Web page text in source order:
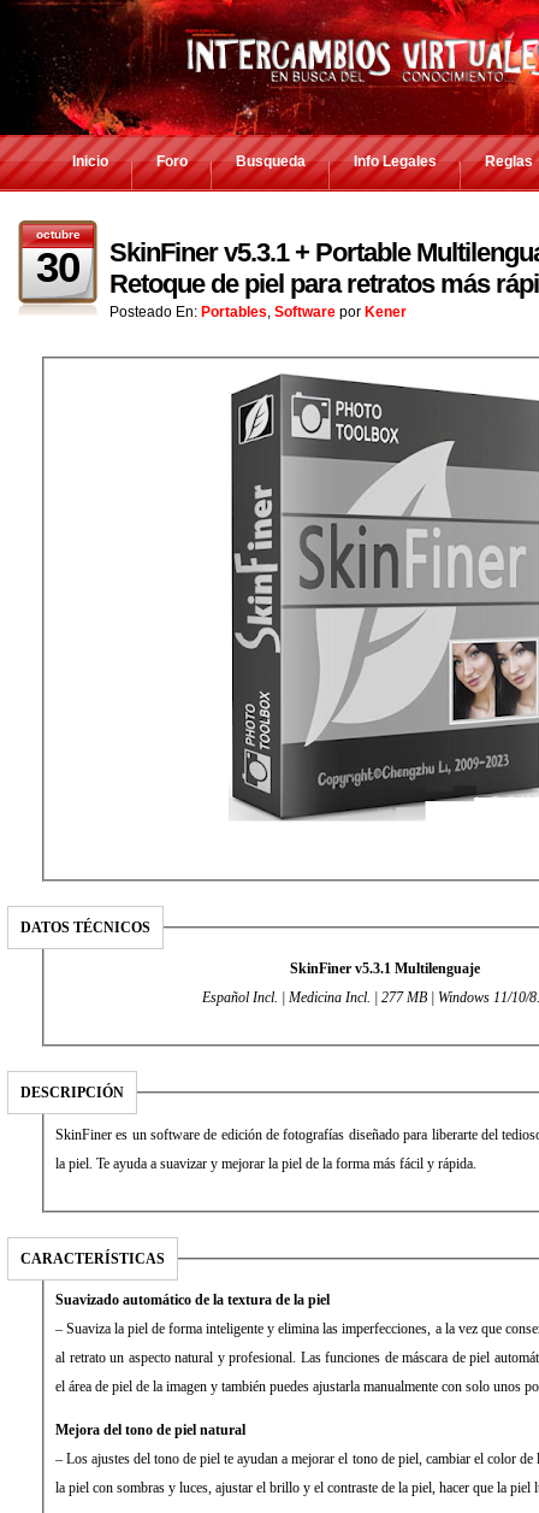
Inicio Foro Busqueda Info Legales Reglas
octubre
30
SkinFiner v5.3.1 + Portable
Retoque de piel para retratos más
Posteado En: Portables, Software por Kener
DATOS TÉCNICOS
SkinFiner v5.3.1 Multilenguaje
Español Incl. | Medicina Incl. | 277 MB | Windows 11/10/
DESCRIPCIÓN
SkinFiner es un software de edición de fotografías diseñado para liberarte del
la piel. Te ayuda a suavizar y mejorar la piel de la forma más fácil y rápida.
CARACTERÍSTICAS
Suavizado automático de la textura de la piel
– Suaviza la piel de forma inteligente y elimina las imperfecciones, a la vez que
al retrato un aspecto natural y profesional. Las funciones de máscara de piel
el área de piel de la imagen y también puedes ajustarla manualmente con solo unos
Mejora del tono de piel natural
– Los ajustes del tono de piel te ayudan a mejorar el tono de piel, cambiar el color
la piel con sombras y luces, ajustar el brillo y el contraste de la piel, hacer que la piel